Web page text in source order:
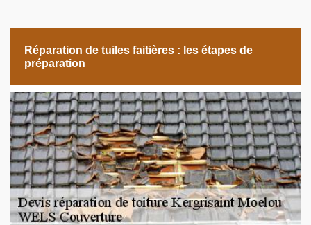
Réparation de tuiles faitières : les étapes de
préparation